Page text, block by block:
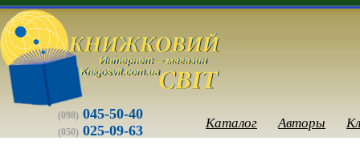
(098) 045-50-40
(050) 025-09-63 Каталог Авторы